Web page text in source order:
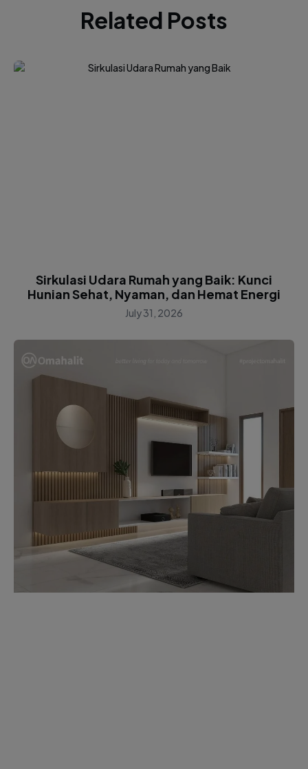
Related Posts
Sirkulasi Udara Rumah yang Baik: Kunci
Hunian Sehat, Nyaman, dan Hemat Energi
July 31, 2026